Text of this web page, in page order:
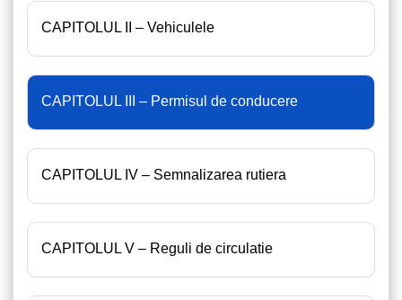
CAPITOLUL II – Vehiculele
CAPITOLUL III – Permisul de conducere
CAPITOLUL IV – Semnalizarea rutiera
CAPITOLUL V – Reguli de circulatie